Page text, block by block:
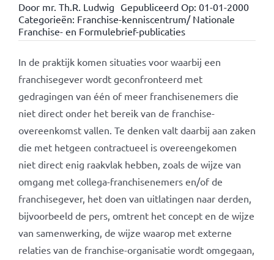
Door mr. Th.R. Ludwig Gepubliceerd Op: 01-01-2000
Categorieën: Franchise-kenniscentrum/ Nationale
Franchise- en Formulebrief-publicaties
In de praktijk komen situaties voor waarbij een
franchisegever wordt geconfronteerd met
gedragingen van één of meer franchisenemers die
niet direct onder het bereik van de franchise-
overeenkomst vallen. Te denken valt daarbij aan zaken
die met hetgeen contractueel is overeengekomen
niet direct enig raakvlak hebben, zoals de wijze van
omgang met collega-franchisenemers en/of de
franchisegever, het doen van uitlatingen naar derden,
bijvoorbeeld de pers, omtrent het concept en de wijze
van samenwerking, de wijze waarop met externe
relaties van de franchise-organisatie wordt omgegaan,